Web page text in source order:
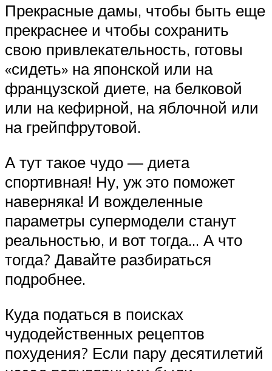
Прекрасные дамы, чтобы быть еще
прекраснее и чтобы сохранить
свою привлекательность, готовы
«сидеть» на японской или на
французской диете, на белковой
или на кефирной, на яблочной или
на грейпфрутовой.
А тут такое чудо — диета
спортивная! Ну, уж это поможет
наверняка! И вожделенные
параметры супермодели станут
реальностью, и вот тогда… А что
тогда? Давайте разбираться
подробнее.
Куда податься в поисках
чудодейственных рецептов
похудения? Если пару десятилетий